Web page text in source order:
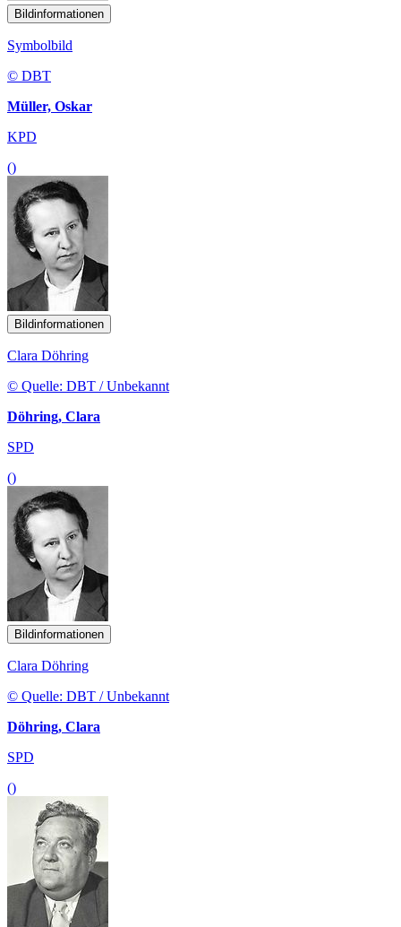
Bildinformationen
Symbolbild
© DBT
Müller, Oskar
KPD
()
Bildinformationen
Clara Döhring
© Quelle: DBT / Unbekannt
Döhring, Clara
SPD
()
Bildinformationen
Clara Döhring
© Quelle: DBT / Unbekannt
Döhring, Clara
SPD
()